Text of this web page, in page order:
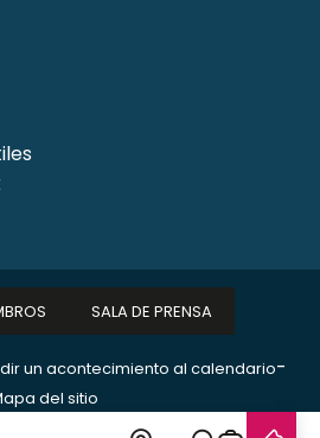
un acontecimiento al calendario-
del sitio
SALA DE PRENSA